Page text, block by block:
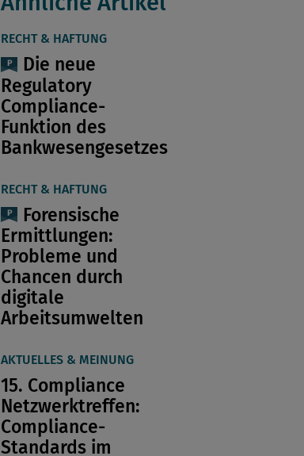
RECHT & HAFTUNG
Die neue
Regulatory
Compliance-
Funktion des
Bankwesengesetzes
RECHT & HAFTUNG
Forensische
Ermittlungen:
Probleme und
Chancen durch
digitale
Arbeitsumwelten
AKTUELLES & MEINUNG
15. Compliance
Netzwerktreffen:
Compliance-
Standards im